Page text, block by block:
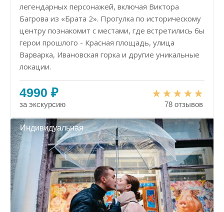
легендарных персонажей, включая Виктора
Багрова из «Брата 2». Прогулка по историческому
центру познакомит с местами, где встретились бы
герои прошлого - Красная площадь, улица
Варварка, Ивановская горка и другие уникальные
локации.
4990 ₽
за экскурсию 78 отзывов
Индивидуальная